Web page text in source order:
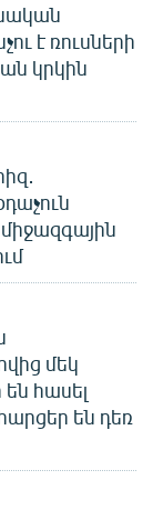
է ռուսների
կրկին
մեկ
հասել
են դեռ